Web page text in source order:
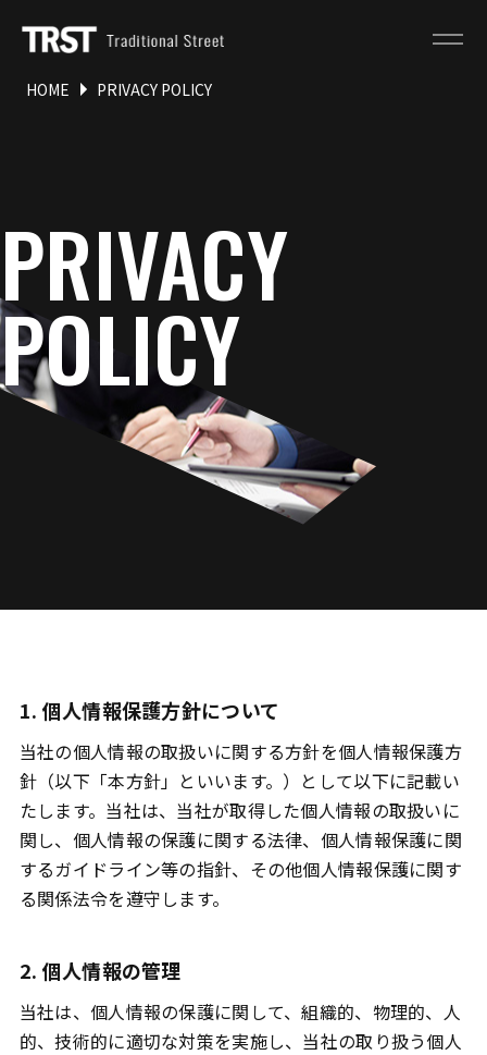
HOME PRIVACY POLICY
PRIVACY
POLICY
1. 個人情報保護方針について
当社の個人情報の取扱いに関する方針を個人情報保護方
針（以下「本方針」といいます。）として以下に記載い
たします。当社は、当社が取得した個人情報の取扱いに
関し、個人情報の保護に関する法律、個人情報保護に関
するガイドライン等の指針、その他個人情報保護に関す
る関係法令を遵守します。
2. 個人情報の管理
当社は、個人情報の保護に関して、組織的、物理的、人
的、技術的に適切な対策を実施し、当社の取り扱う個人